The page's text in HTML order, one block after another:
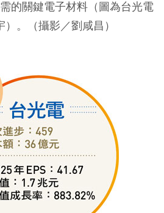
的關鍵電子材料（圖為台光電
。（攝影／劉咸昌）